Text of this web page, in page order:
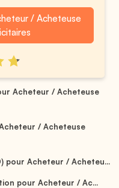
/ Acheteuse
Acheteur / Acheteuse
/ Acheteuse
pour Acheteur / Acheteu...
pour Acheteur / Ac...